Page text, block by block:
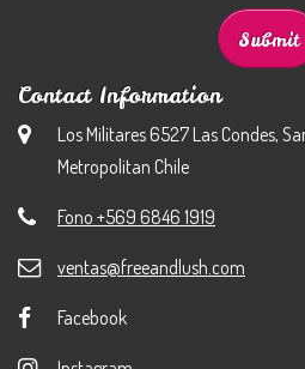
Contact Information
Los Militares 6527 Las Condes,
Metropolitan Chile
Fono +569 6846 1919
ventas@freeandlush.com
Facebook